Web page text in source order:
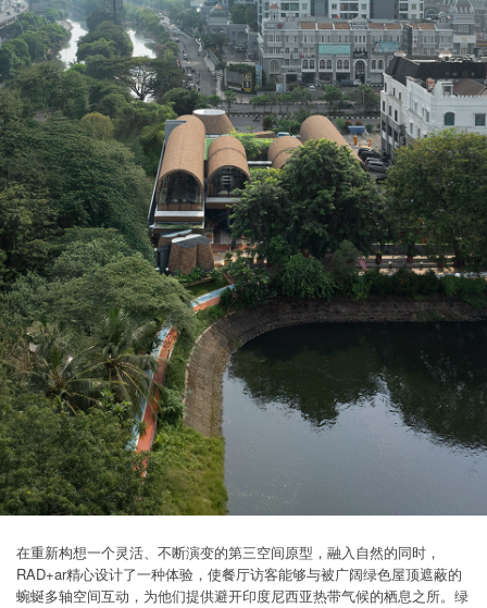
在重新构想一个灵活、不断演变的第三空间原型，融入自然的同时，
RAD+ar精心设计了一种体验，使餐厅访客能够与被广阔绿色屋顶遮蔽的
蜿蜒多轴空间互动，为他们提供避开印度尼西亚热带气候的栖息之所。绿